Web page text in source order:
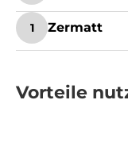
1 Zermatt
Vorteile